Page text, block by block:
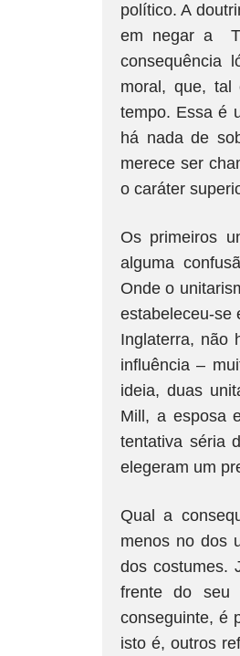
político. A
em negar a
consequência
moral, que, tal
tempo. Essa é
há nada de
merece ser
o caráter
Os primeiros
alguma
Onde o
estabeleceu-se
Inglaterra, não
influência –
ideia, duas
Mill, a esposa
tentativa séria
elegeram um
Qual a
menos no dos
dos costumes.
frente do seu
conseguinte, é
isto é, outros